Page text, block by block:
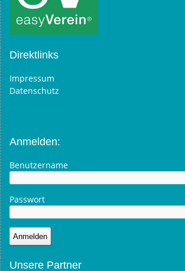
Direktlinks
Impressum
Datenschutz
Anmelden:
Benutzername
Passwort
Unsere Partner